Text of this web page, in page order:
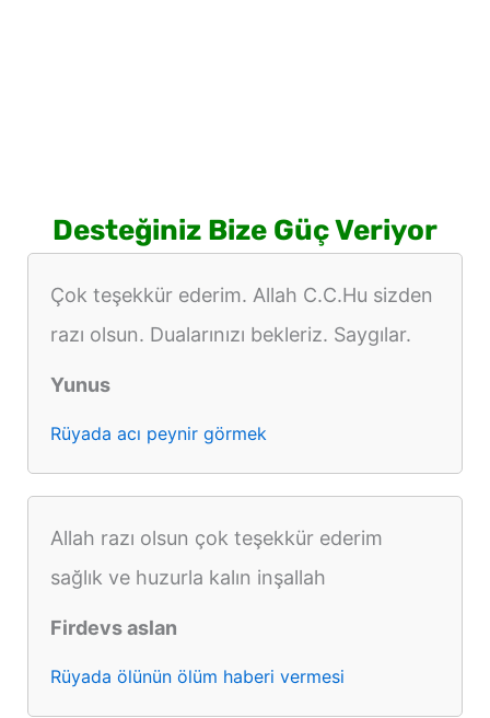
Desteğiniz Bize Güç Veriyor
Çok teşekkür ederim. Allah C.C.Hu sizden
razı olsun. Dualarınızı bekleriz. Saygılar.
Yunus
Rüyada acı peynir görmek
Allah razı olsun çok teşekkür ederim
sağlık ve huzurla kalın inşallah
Firdevs aslan
Rüyada ölünün ölüm haberi vermesi